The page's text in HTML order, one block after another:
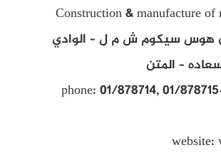
Construction & manufacture
هوس سيكوم ش م ل – الوادي
– المتن
phone: 01/878714, 01/
website: